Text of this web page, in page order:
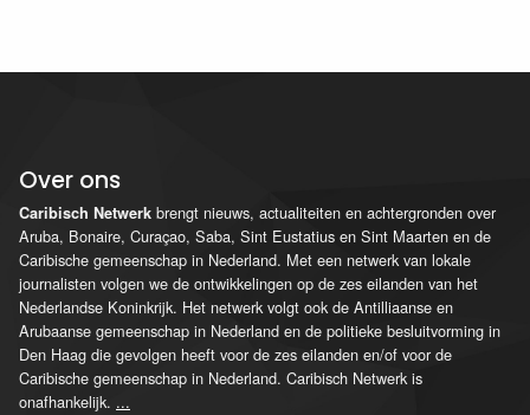
Over ons
Caribisch Netwerk brengt nieuws, actualiteiten en achtergronden over
Aruba, Bonaire, Curaçao, Saba, Sint Eustatius en Sint Maarten en de
Caribische gemeenschap in Nederland. Met een netwerk van lokale
journalisten volgen we de ontwikkelingen op de zes eilanden van het
Nederlandse Koninkrijk. Het netwerk volgt ook de Antilliaanse en
Arubaanse gemeenschap in Nederland en de politieke besluitvorming in
Den Haag die gevolgen heeft voor de zes eilanden en/of voor de
Caribische gemeenschap in Nederland. Caribisch Netwerk is
onafhankelijk. ...